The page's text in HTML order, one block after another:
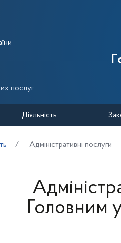
послуг
Діяльність
Адміністративні послуги
Головним